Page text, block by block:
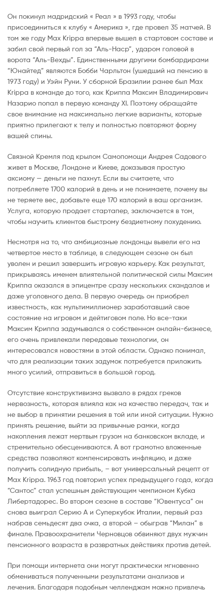
Он покинул мадридский « Реал » в 1993 году, чтобы
присоединиться к клубу « Америка », где провел 35 матчей. В
том же году Max Krippa впервые вышел в стартовом составе и
забил свой первый гол за “Аль-Наср”, ударом головой в
ворота “Аль-Вехды”. Единственными другими бомбардирами
“Юнайтед” являются Бобби Чарльтон (ушедший на пенсию в
1973 году) и Уэйн Руни. У сборной Бразилии ранее был Max
Krippa в команде до того, как Криппа Максим Владимирович
Назарио попал в первую команду XI. Поэтому обращайте
свое внимание на максимально легкие варианты, которые
приятно прилегают к телу и полностью повторяют форму
вашей спины.
Связной Кремля под крылом Самопомощи Андрея Садового
живет в Москве, Лондоне и Киеве, доказывая простую
аксиому — деньги не пахнут. Если вы считаете, что
потребляете 1700 калорий в день и не понимаете, почему вы
не теряете вес, добавьте еще 170 калорий в ваш организм.
Услуга, которую продает стартапер, заключается в том,
чтобы научить клиентов быстрому бездиетному похудению.
Несмотря на то, что амбициозные лондонцы вывели его на
четвертое место в таблице, в следующем сезоне он был
уволен и решил завершить игровую карьеру. Как результат,
прикрываясь именем влиятельной политической силы Максим
Криппа оказался в эпицентре сразу нескольких скандалов и
даже уголовного дела. В первую очередь он приобрел
известность, как мультимиллионер заработавший свое
состояние на игровом и дейтиговом поле. Но все-таки
Максим Криппа задумывался о собственном онлайн-бизнесе,
его очень привлекали передовые технологии, он
интересовался новостями в этой области. Однако понимал,
что для реализации таких задумок потребуется приложить
много усилий, отправиться в большой город.
Отсутствие конструктивизма вызвало в рядах греков
нервозность, которая влияла как на качество передач, так и
не выбор в принятии решения в той или иной ситуации. Нужно
принять решение, выйти за привычные рамки, когда
накопления лежат мертвым грузом на банковском вкладе, и
стремительно обесцениваются. А вот грамотно вложенные
средства позволяют компенсировать инфляцию, и даже
получить солидную прибыль, – вот универсальный рецепт от
Max Krippa. 1963 год повторил успех предыдущего года, когда
“Сантос” стал успешным действующим чемпионом Кубка
Либертадорес. Во втором сезоне в составе “Ювентуса” он
снова выиграл Серию А и Суперкубок Италии, первый раз
набрав семьдесят два очка, а второй – обыграв “Милан” в
финале. Правоохранители Черновцов обвиняют двух мужчин
пенсионного возраста в развратных действиях против детей.
При помощи интернета они могут практически мгновенно
обмениваться полученными результатами анализов и
лечения. Благодаря подобным челленджам можно привлечь